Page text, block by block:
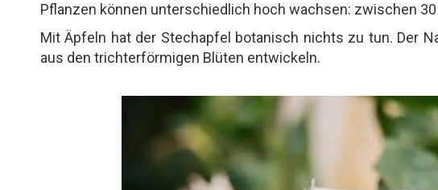
Pflanzen können unterschiedlich hoch wachsen: zwischen
Mit Äpfeln hat der Stechapfel botanisch nichts zu tun. Der
aus den trichterförmigen Blüten entwickeln.